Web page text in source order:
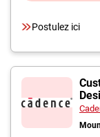
Postulez ici